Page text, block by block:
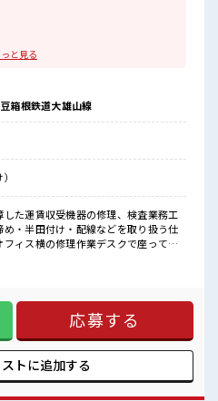
のがウレシイですね☆
？
OK！
あります♪
ョンも取りやすい？
と見る
箱根鉄道大雄山線
した運賃収受機器の修理、検査業務工
め・半田付け・配線などを取り扱う仕
ィス横の修理作業デスクで座って作
報】バス等に設置してある運賃箱 ■
の経験を活かしませんか？ ブランク
はちょっとだけ…という方もOK！
業はほとんどナシ！ 場合によっては
ます♪ ≪機能的な制服アリ≫ 制服があ
の雰囲気 『少人数』
ョンも取りやすい？ しっかり休める休
応募する
トに追加する